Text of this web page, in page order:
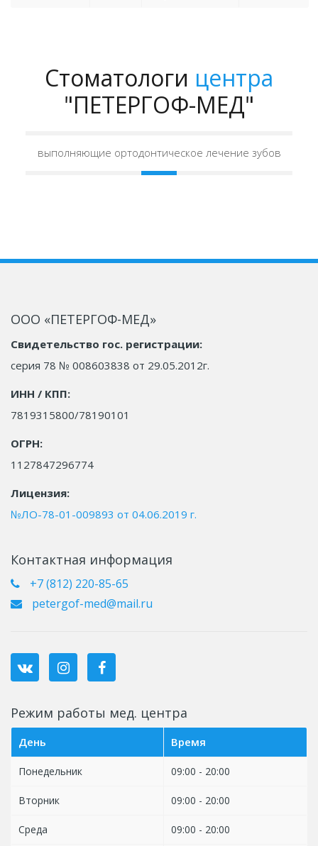
Стоматологи центра
"ПЕТЕРГОФ-МЕД"
выполняющие ортодонтическое лечение зубов
ООО «ПЕТЕРГОФ-МЕД»
Свидетельство гос. регистрации:
серия 78 № 008603838 от 29.05.2012г.
ИНН / КПП:
7819315800/78190101
ОГРН:
1127847296774
Лицензия:
№ЛО-78-01-009893 от 04.06.2019 г.
Контактная информация
+7 (812) 220-85-65
petergof-med@mail.ru
Режим работы мед. центра
День Время
Понедельник 09:00 - 20:00
Вторник 09:00 - 20:00
Среда 09:00 - 20:00